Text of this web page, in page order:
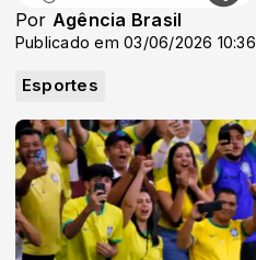
Por Agência Brasil
Publicado em 03/06/2026 10:36
Esportes